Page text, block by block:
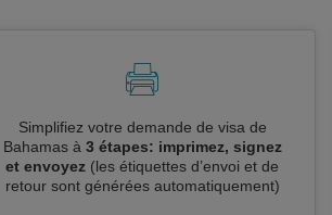
Simplifiez votre demande de visa de
Bahamas à 3 étapes: imprimez, signez
et envoyez (les étiquettes d’envoi et de
retour sont générées automatiquement)